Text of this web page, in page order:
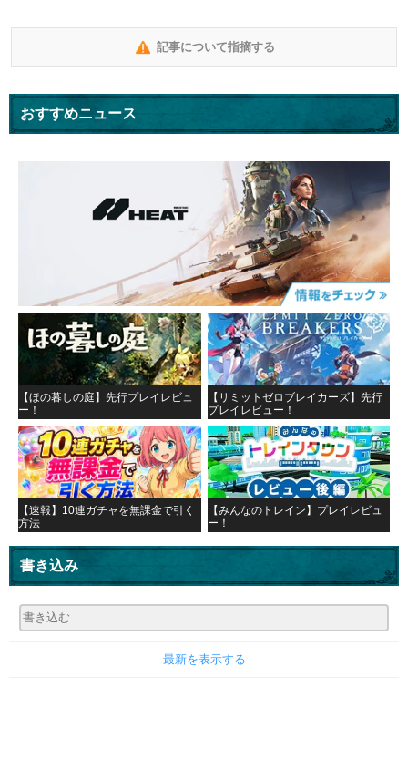
記事について指摘する
おすすめニュース
【ほの暮しの庭】先行プレイレビュ
ー！
【リミットゼロブレイカーズ】先行
プレイレビュー！
【速報】10連ガチャを無課金で引く
方法
【みんなのトレイン】プレイレビュ
ー！
書き込み
最新を表示する